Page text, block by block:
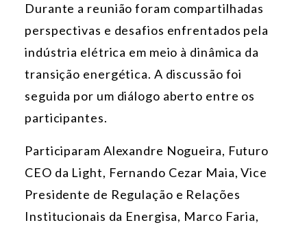
Durante a reunião foram compartilhadas
perspectivas e desafios enfrentados pela
indústria elétrica em meio à dinâmica da
transição energética. A discussão foi
seguida por um diálogo aberto entre os
participantes.
Participaram Alexandre Nogueira, Futuro
CEO da Light, Fernando Cezar Maia, Vice
Presidente de Regulação e Relações
Institucionais da Energisa, Marco Faria,